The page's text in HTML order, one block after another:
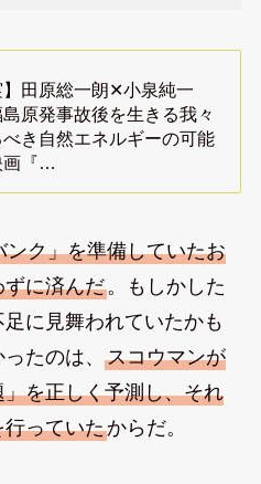
】田原総一朗✕小泉純一
原発事故後を生きる我々
べき自然エネルギーの可能
画『…
ク」を準備していたお
に済んだ。もしかした
に見舞われていたかも
たのは、 スコウマンが
を正しく予測し、それ
っていたからだ。